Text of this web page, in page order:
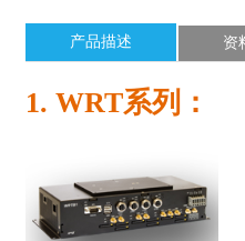
产品描述 资
1. WRT系列：